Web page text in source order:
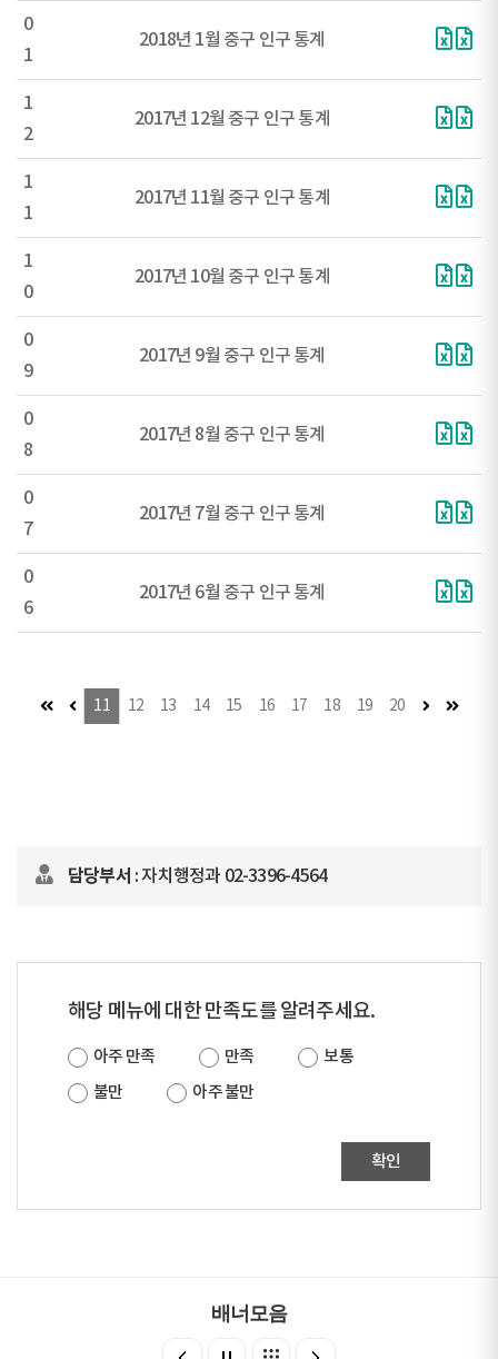
0
1
2018년 1월 중구 인구 통계
1
2
2017년 12월 중구 인구 통계
1
1
2017년 11월 중구 인구 통계
1
0
2017년 10월 중구 인구 통계
0
9
2017년 9월 중구 인구 통계
0
8
2017년 8월 중구 인구 통계
0
7
2017년 7월 중구 인구 통계
0
6
2017년 6월 중구 인구 통계
첫 페이지
이전 페이지
11 12 13 14 15 16 17 18 19 20 다음 페이지
마지
담당부서 : 자치행정과 02-3396-4564
해당 메뉴에 대한 만족도를 알려주세요.
아주 만족 만족
보통
불만
아주 불만
확인
배너모음